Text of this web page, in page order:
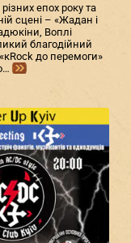
епох року та
сцені – «Жадан і
Воплі
благодійний
до перемоги»